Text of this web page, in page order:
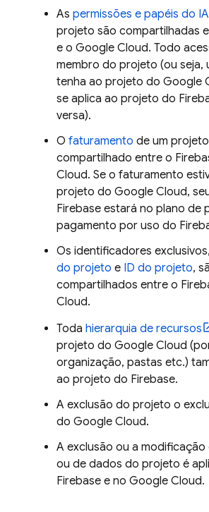
As permissões e papéis do
projeto são compartilhadas
e o Google Cloud. Todo
membro do projeto (ou seja,
tenha ao projeto do Google
se aplica ao projeto do
versa).
O faturamento de um
compartilhado entre o
Cloud. Se o faturamento
projeto do Google Cloud,
Firebase estará no plano de
pagamento por uso do
Os identificadores
do projeto e ID do projeto,
compartilhados entre o
Cloud.
Toda hierarquia de recursos
projeto do Google Cloud
organização, pastas etc.)
ao projeto do Firebase.
A exclusão do projeto o
do Google Cloud.
A exclusão ou a modificação
ou de dados do projeto é
Firebase e no Google Cloud.